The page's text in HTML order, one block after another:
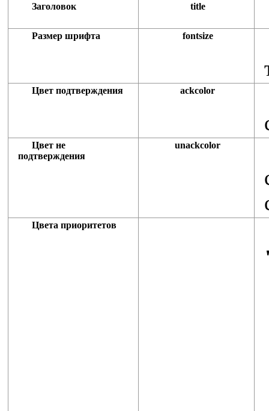
Заголовок title
Размер шрифта fontsize
Цвет подтверждения ackcolor
Цвет не
подтверждения
unackcolor
Цвета приоритетов